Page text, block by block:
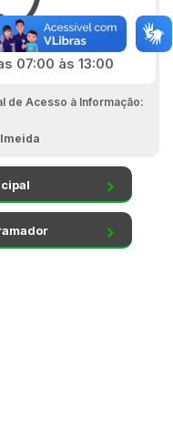
07:00 às 13:00
de Acesso à Informação: